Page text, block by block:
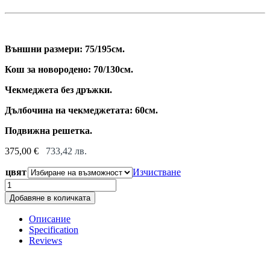
Външни размери: 75/195см.
Кош за новородено: 70/130см.
Чекмеджета без дръжки.
Дълбочина на чекмеджетата: 60см.
Подвижна решетка.
375,00 € 733,42 лв.
цвят
Изчистване
Дървена
кошара
ИЗИ
75/195
подвижна
решетка
DIZAIN
Добавяне в количката
Описание
Specification
Reviews